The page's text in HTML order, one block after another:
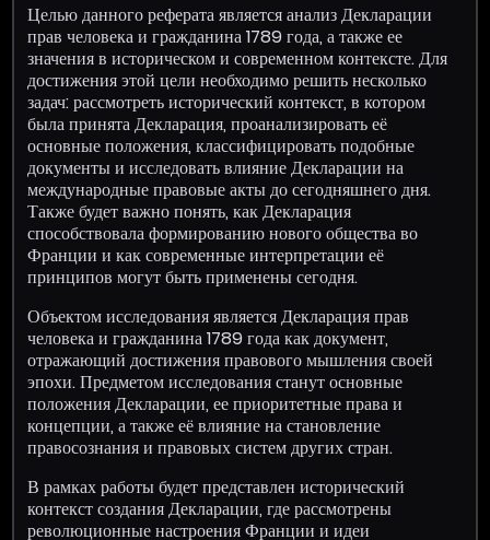
Целью данного реферата является анализ Декларации
прав человека и гражданина 1789 года, а также ее
значения в историческом и современном контексте. Для
достижения этой цели необходимо решить несколько
задач: рассмотреть исторический контекст, в котором
была принята Декларация, проанализировать её
основные положения, классифицировать подобные
документы и исследовать влияние Декларации на
международные правовые акты до сегодняшнего дня.
Также будет важно понять, как Декларация
способствовала формированию нового общества во
Франции и как современные интерпретации её
принципов могут быть применены сегодня.
Объектом исследования является Декларация прав
человека и гражданина 1789 года как документ,
отражающий достижения правового мышления своей
эпохи. Предметом исследования станут основные
положения Декларации, ее приоритетные права и
концепции, а также её влияние на становление
правосознания и правовых систем других стран.
В рамках работы будет представлен исторический
контекст создания Декларации, где рассмотрены
революционные настроения Франции и идеи